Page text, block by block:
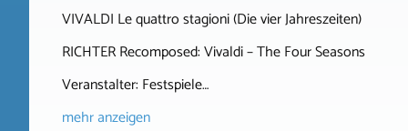
VIVALDI Le quattro stagioni (Die vier Jahreszeiten)
RICHTER Recomposed: Vivaldi – The Four Seasons
Veranstalter: Festspiele…
mehr anzeigen